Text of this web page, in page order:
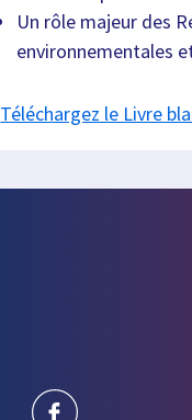
Un rôle majeur des
environnementales
Téléchargez le Livre